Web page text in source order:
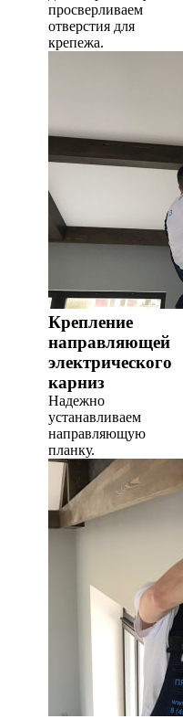
просверливаем
отверстия для
крепежа.
Крепление
направляющей
электрического
карниз
Надежно
устанавливаем
направляющую
планку.